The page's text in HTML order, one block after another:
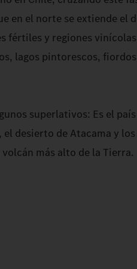
en el norte se extiende el
fértiles y regiones
lagos pintorescos,
superlativos: Es el
desierto de Atacama y los
más alto de la Tierra.